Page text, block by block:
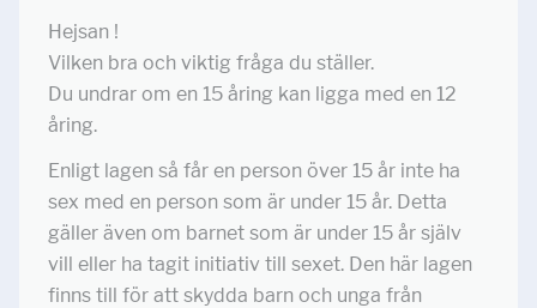
Hejsan !
Vilken bra och viktig fråga du ställer.
Du undrar om en 15 åring kan ligga med en 12
åring.
Enligt lagen så får en person över 15 år inte ha
sex med en person som är under 15 år. Detta
gäller även om barnet som är under 15 år själv
vill eller ha tagit initiativ till sexet. Den här lagen
finns till för att skydda barn och unga från